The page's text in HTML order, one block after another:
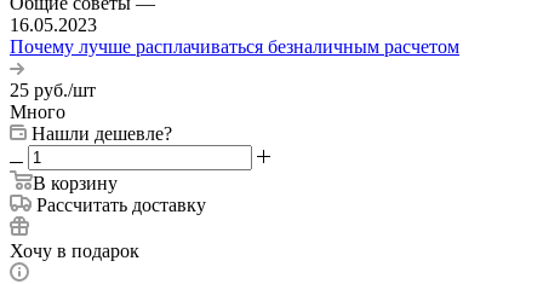
16.05.2023
Почему лучше расплачиваться безналичным расчетом
25 руб./шт
Много
Нашли дешевле?
В корзину
Рассчитать доставку
Хочу в подарок